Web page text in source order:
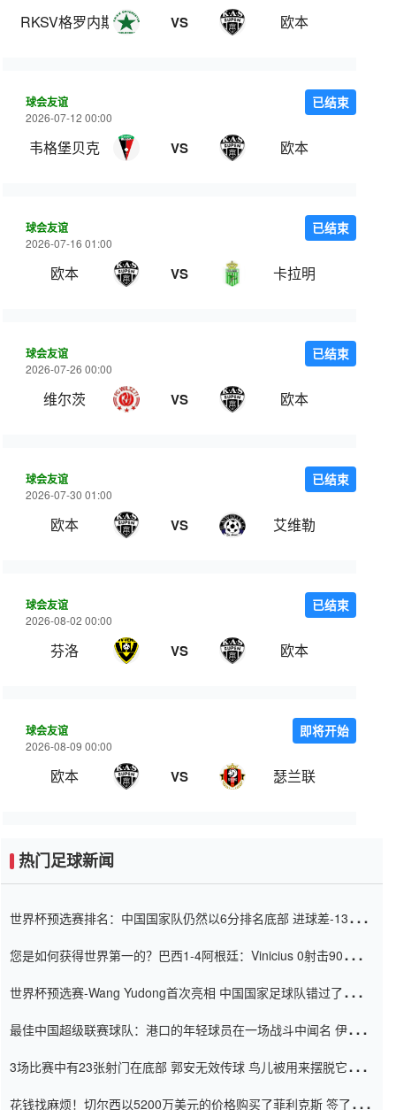
RKSV格罗内斯特 VS 欧本
球会友谊
2026-07-12 00:00
韦格堡贝克 VS 欧本
已结束
球会友谊
2026-07-16 01:00
欧本 VS 卡拉明
已结束
球会友谊
2026-07-26 00:00
维尔茨 VS 欧本
已结束
球会友谊
2026-07-30 01:00
欧本 VS 艾维勒
已结束
球会友谊
2026-08-02 00:00
芬洛 VS 欧本
已结束
球会友谊
2026-08-09 00:00
欧本 VS 瑟兰联
即将开始
热门足球新闻
世界杯预选赛排名：中国国家队仍然以6分排名底部 进球差-13令人
您是如何获得世界第一的？巴西1-4阿根廷：Vinicius 0射击90分钟
世界杯预选赛-Wang Yudong首次亮相 中国国家足球队错过了世界
最佳中国超级联赛球队：港口的年轻球员在一场战斗中闻名 伊万放
3场比赛中有23张射门在底部 郭安无效传球 鸟儿被用来摆脱它
花钱找麻烦！切尔西以5200万美元的价格购买了菲利克斯 签了7年